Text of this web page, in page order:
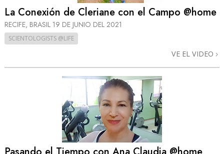
La Conexión de Cleriane con el Campo @home
RECIFE, BRASIL 19 DE JUNIO DEL 2021
SCIENTOLOGISTS @LIFE
VE EL VIDEO